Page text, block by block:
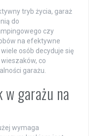
tryb życia, garaż
do
czy
na efektywne
osób decyduje się
co
garażu.
garażu na
wymaga